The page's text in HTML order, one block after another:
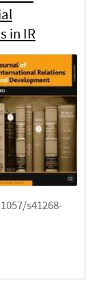
in IR
s41268-